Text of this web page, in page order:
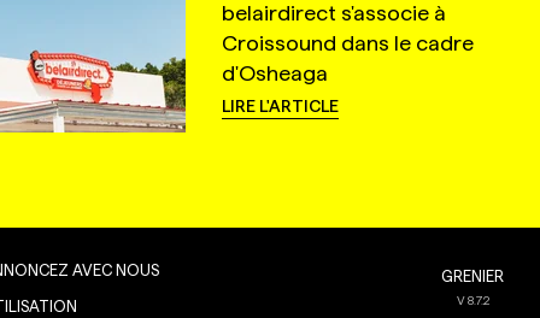
belairdirect s'associe à
Croissound dans le cadre
d'Osheaga
LIRE L'ARTICLE
AVEC NOUS GRENIER
V8.7.2